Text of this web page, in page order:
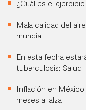
¿Cuál es el
Mala calidad del
mundial
En esta fecha
tuberculosis: Salud
Inflación en México
meses al alza